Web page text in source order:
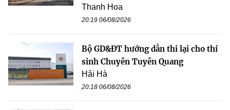
Thanh Hoa
20:19 06/08/2026
Bộ GD&ĐT hướng dẫn thi lại cho thí
sinh Chuyên Tuyên Quang
Hải Hà
20:18 06/08/2026